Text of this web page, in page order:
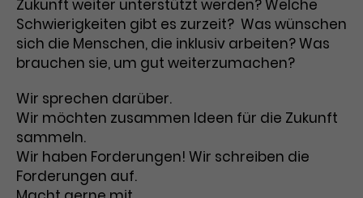
Zukunft weiter unterstützt werden? Welche
Schwierigkeiten gibt es zurzeit? Was wünschen
sich die Menschen, die inklusiv arbeiten? Was
brauchen sie, um gut weiterzumachen?
Wir sprechen darüber.
Wir möchten zusammen Ideen für die Zukunft
sammeln.
Wir haben Forderungen! Wir schreiben die
Forderungen auf.